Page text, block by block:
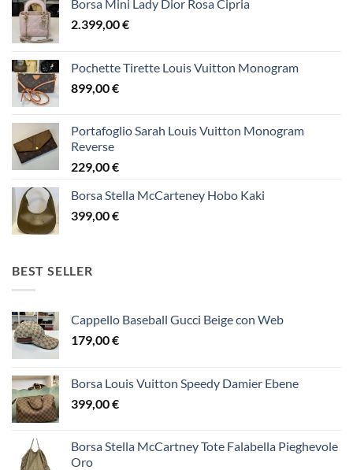
Borsa Mini Lady Dior Rosa Cipria
2.399,00€
Pochette Tirette Louis Vuitton Monogram
899,00€
Portafoglio Sarah Louis Vuitton Monogram
Reverse
229,00€
Borsa Stella McCarteney Hobo Kaki
399,00€
BEST SELLER
Cappello Baseball Gucci Beige con Web
179,00€
Borsa Louis Vuitton Speedy Damier Ebene
399,00€
Borsa Stella McCartney Tote Falabella Pieghevole
Oro